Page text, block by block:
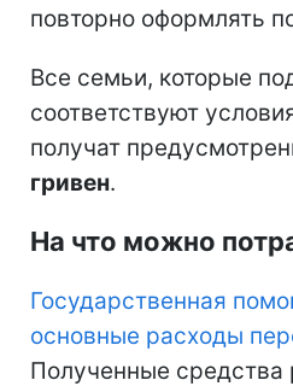
повторно оформлять
Все семьи, которые
соответствуют
получат
гривен.
На что можно
Государственная
основные расходы
Полученные средства